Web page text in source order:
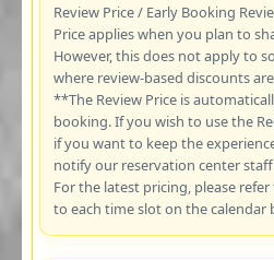
Review Price / Early Booking
Price applies when you plan to
However, this does not apply to
where review-based discounts
**The Review Price is
booking. If you wish to use the
if you want to keep the
notify our reservation center staff
For the latest pricing, please
to each time slot on the calendar